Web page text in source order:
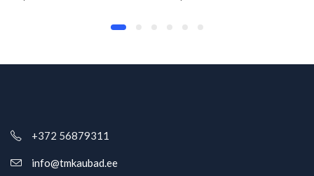
+372 56879311
info@tmkaubad.ee